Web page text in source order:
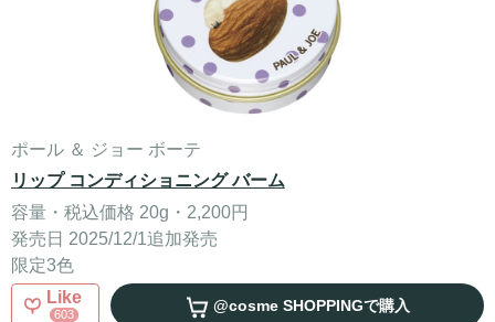
ポール ＆ ジョー ボーテ
リップ コンディショニング バーム
容量・税込価格 20g・2,200円
発売日 2025/12/1追加発売
限定3色
Like
603 @cosme SHOPPINGで購入